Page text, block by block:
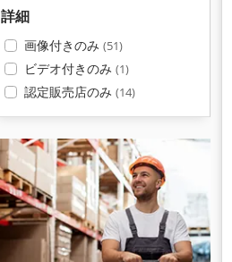
詳細
画像付きのみ (51)
ビデオ付きのみ (1)
認定販売店のみ (14)